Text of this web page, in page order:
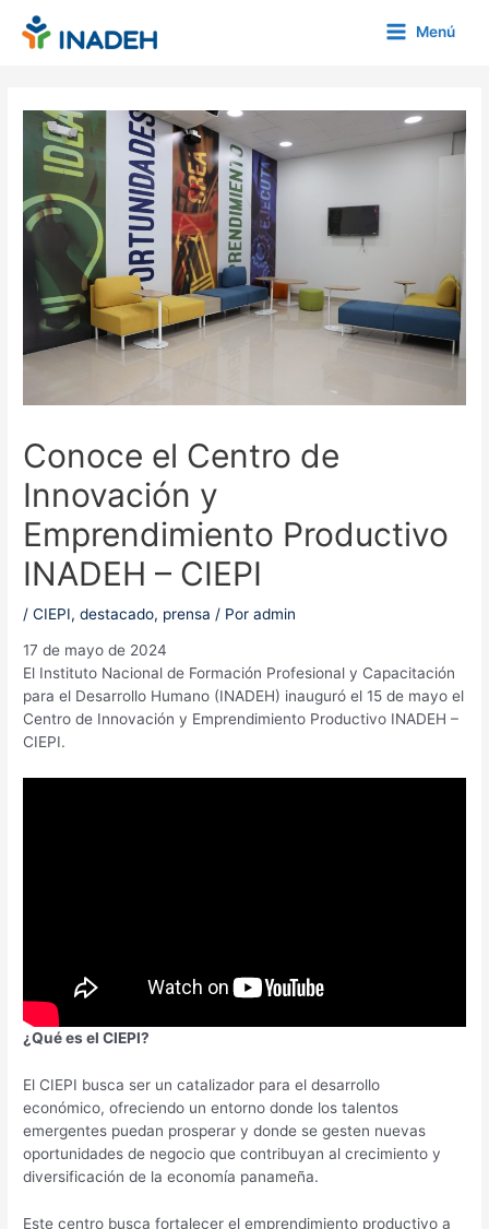
Menú
Conoce el Centro de
Innovación y
Emprendimiento Productivo
INADEH – CIEPI
/CIEPI,destacado, prensa / Poradmin
17 de mayo de 2024
El Instituto Nacional de Formación Profesional y Capacitación
para el Desarrollo Humano (INADEH) inauguró el 15 de mayo el
Centro de Innovación y Emprendimiento Productivo INADEH –
CIEPI.
¿Qué es el CIEPI?
El CIEPI busca ser un catalizador para el desarrollo
económico, ofreciendo un entorno donde los talentos
emergentes puedan prosperar y donde se gesten nuevas
oportunidades de negocio que contribuyan al crecimiento y
diversificación de la economía panameña.
Este centro busca fortalecer el emprendimiento productivo a